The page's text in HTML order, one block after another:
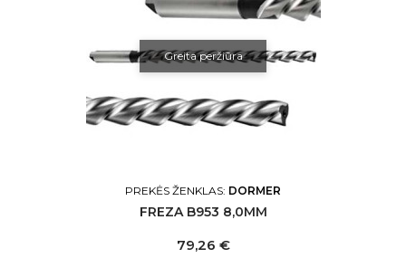
Greita peržiūra
PREKĖS ŽENKLAS: DORMER
FREZA B953 8,0MM
Kaina
79,26 €